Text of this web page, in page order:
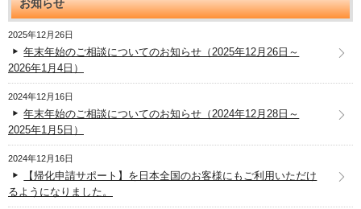
お知らせ
2025年12月26日
年末年始のご相談についてのお知らせ（2025年12月26日～
2026年1月4日）
2024年12月16日
年末年始のご相談についてのお知らせ（2024年12月28日～
2025年1月5日）
2024年12月16日
【帰化申請サポート】を日本全国のお客様にもご利用いただけ
るようになりました。